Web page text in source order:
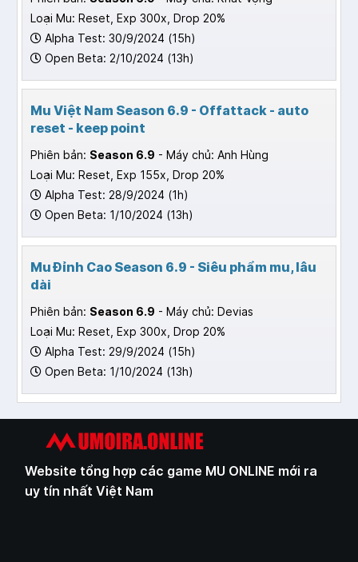
Loại Mu: Reset, Exp 300x, Drop 20%
Alpha Test: 30/9/2024 (15h)
Open Beta: 2/10/2024 (13h)
Mu Việt Nam Season 6.9 - Offattack - auto
reset - keep point
Phiên bản: Season 6.9 - Máy chủ: Anh Hùng
Loại Mu: Reset, Exp 155x, Drop 20%
Alpha Test: 28/9/2024 (1h)
Open Beta: 1/10/2024 (13h)
Mu Đỉnh Cao Season 6.9 - Siêu phẩm mu, lâu
dài
Phiên bản: Season 6.9 - Máy chủ: Devias
Loại Mu: Reset, Exp 300x, Drop 20%
Alpha Test: 29/9/2024 (15h)
Open Beta: 1/10/2024 (13h)
Website tổng hợp các game MU ONLINE mới ra
uy tín nhất Việt Nam